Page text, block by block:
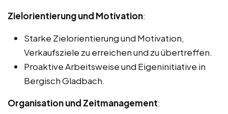
Zielorientierung und Motivation:
Starke Zielorientierung und Motivation,
Verkaufsziele zu erreichen und zu übertreffen.
Proaktive Arbeitsweise und Eigeninitiative in
Bergisch Gladbach.
Organisation und Zeitmanagement: